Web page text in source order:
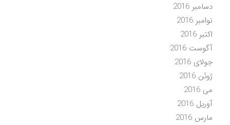
دسامبر 2016
نوامبر 2016
اکتبر 2016
آگوست 2016
جولای 2016
ژوئن 2016
می 2016
آوریل 2016
مارس 2016